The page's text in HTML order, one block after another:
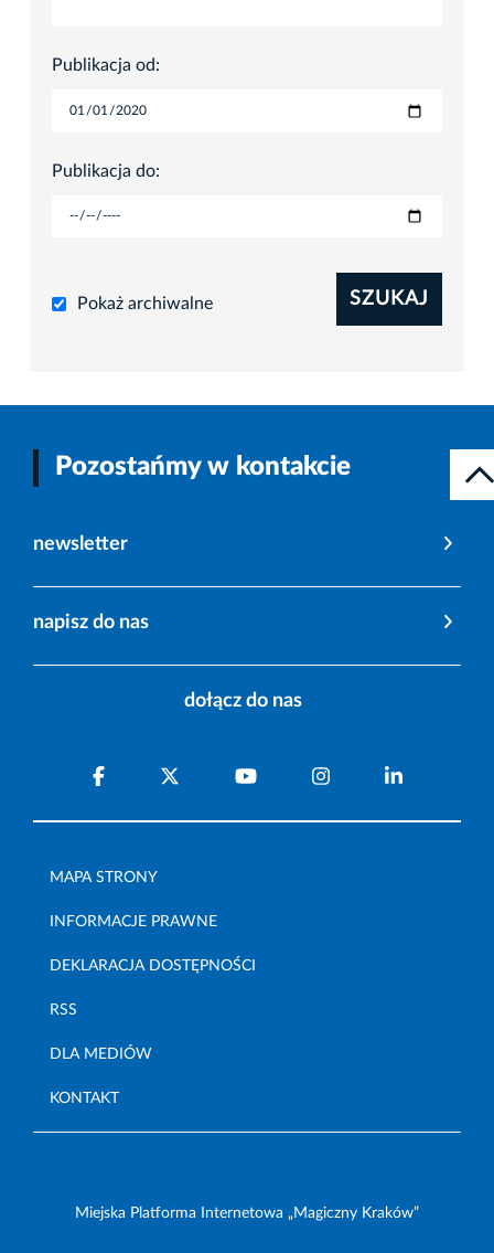
Publikacja od:
Publikacja do:
Pokaż archiwalne SZUKAJ
Pozostańmy w kontakcie
newsletter
napisz do nas
dołącz do nas
MAPA STRONY
INFORMACJE PRAWNE
DEKLARACJA DOSTĘPNOŚCI
RSS
DLA MEDIÓW
KONTAKT
Miejska Platforma Internetowa „Magiczny Kraków”